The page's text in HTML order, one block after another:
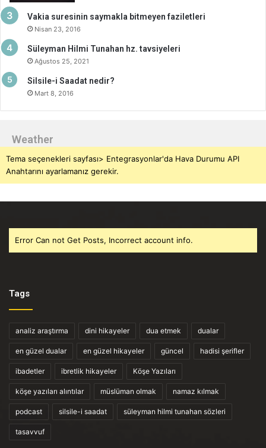
Vakia suresinin saymakla bitmeyen faziletleri
Nisan 23, 2016
Süleyman Hilmi Tunahan hz. tavsiyeleri
Ağustos 25, 2021
Silsile-i Saadat nedir?
Mart 8, 2016
Weather
Tema seçenekleri sayfası> Entegrasyonlar'da Hava Durumu API
Anahtarını ayarlamanız gerekir.
Error Can not Get Posts, Incorrect account info.
Tags
analiz araştırma dini hikayeler dua etmek dualar
en güzel dualar en güzel hikayeler güncel hadisi şerifler
ibadetler ibretlik hikayeler Köşe Yazıları
köşe yazıları alıntılar müslüman olmak namaz kılmak
podcast silsile-i saadat süleyman hilmi tunahan sözleri
tasavvuf